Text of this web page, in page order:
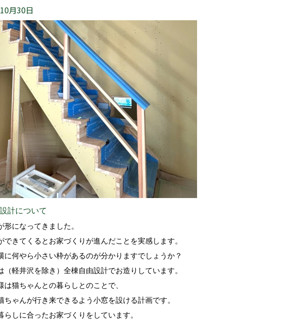
月30日
計について
形になってきました。
できてくるとお家づくりが進んだことを実感します。
に何やら小さい枠があるのが分かりますでしょうか？
（軽井沢を除き）全棟自由設計でお造りしています。
は猫ちゃんとの暮らしとのことで、
ちゃんが行き来できるよう小窓を設ける計画です。
らしに合ったお家づくりをしています。